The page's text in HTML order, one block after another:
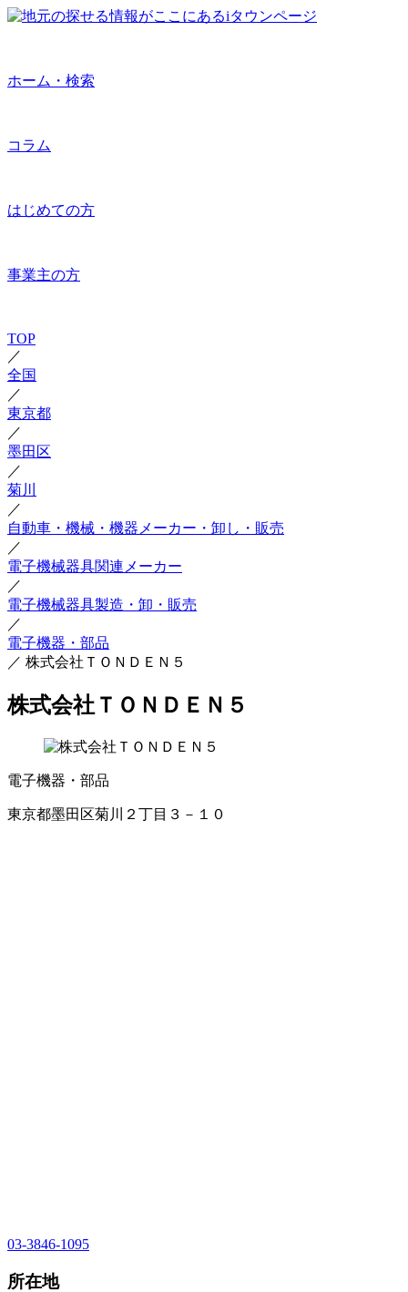
ホーム・検索
コラム
はじめての方
事業主の方
TOP
／
全国
／
東京都
／
墨田区
／
菊川
／
自動車・機械・機器メーカー・卸し・販売
／
電子機械器具関連メーカー
／
電子機械器具製造・卸・販売
／
電子機器・部品
／ 株式会社ＴＯＮＤＥＮ５
株式会社ＴＯＮＤＥＮ５
電子機器・部品
東京都墨田区菊川２丁目３－１０
03-3846-1095
所在地